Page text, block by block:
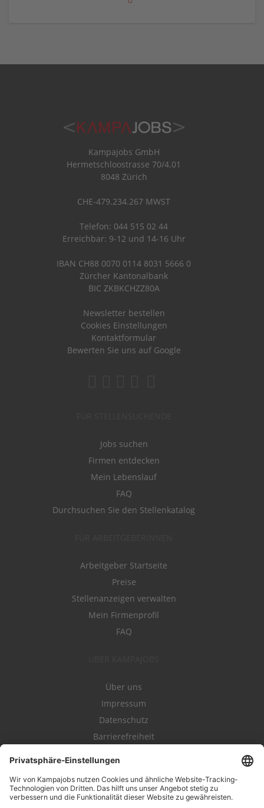
Kampajobs GmbH
Hermetschloostrasse 70/4.01
8048 Zürich
CHE-479.234.267 MWST
Telefon: 044 515 02 44
Erreichbar: 9-12 und 14-16 Uhr
IBAN CH88 0070 0114 8031 5666 0
Zürcher Kantonalbank
BIC ZKBKCHZZ80A
Newsletter bestellen
Cookies Einstellungen
Kontaktformular
Bewerten Sie uns auf Google
Jobs suchen
Firmen entdecken
Mein Lebenslauf
FAQ
Durchsuchen Sie den Stellenkatalog
Arbeitgeber Startseite
Preise
Stellenanzeigen verwalten
Mein Firmenprofil
FAQ
Über uns
Impressum
Datenschutz
Barrierefreiheit
Kampahire
Kampagnenforum